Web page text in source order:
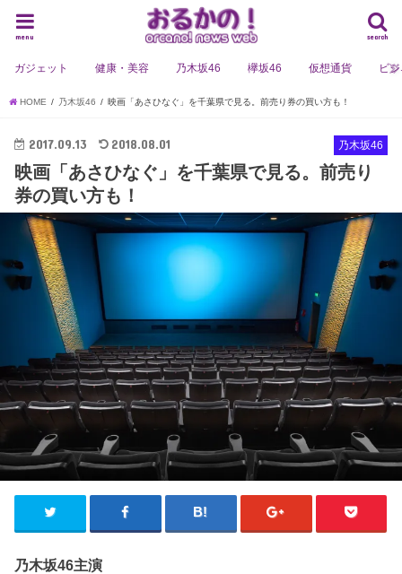
search
menu
ガジェット 健康・美容 乃木坂46 欅坂46 仮想通貨 ビ
HOME 乃木坂46 映画「あさひなぐ」を千葉県で見る。前売り券の買い方も！
乃木坂46
2017.09.13 2018.08.01
映画「あさひなぐ」を千葉県で見る。前売り
券の買い方も！
乃木坂46主演